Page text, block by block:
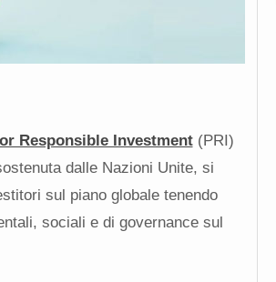
Responsible Investment(PRI)
dalle Nazioni Unite, si
sul piano globale tenendo
sociali e di governance sul